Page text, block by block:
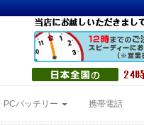
PCバッテリー 携帯電話